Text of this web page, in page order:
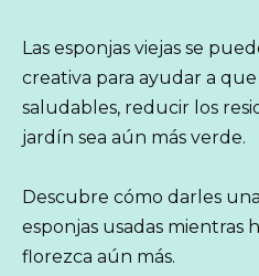
Las esponjas viejas se
creativa para ayudar a
saludables, reducir los
jardín sea aún más verde.
Descubre cómo darles
esponjas usadas mientras
florezca aún más.